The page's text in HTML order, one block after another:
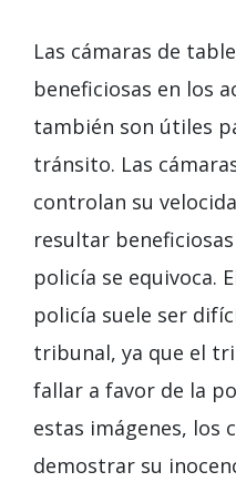
Las cámaras de
beneficiosas en los
también son útiles
tránsito. Las
controlan su
resultar
policía se equivoca.
policía suele ser
tribunal, ya que el
fallar a favor de la
estas imágenes, los
demostrar su